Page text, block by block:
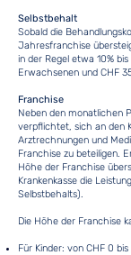
Selbstbehalt
Sobald die
Jahresfranchise
in der Regel etwa 10%
Erwachsenen und CHF
Franchise
Neben den monatlichen
verpflichtet, sich an den
Arztrechnungen und
Franchise zu beteiligen.
Höhe der Franchise
Krankenkasse die
Selbstbehalts).
Die Höhe der Franchise
Für Kinder: von CHF 0